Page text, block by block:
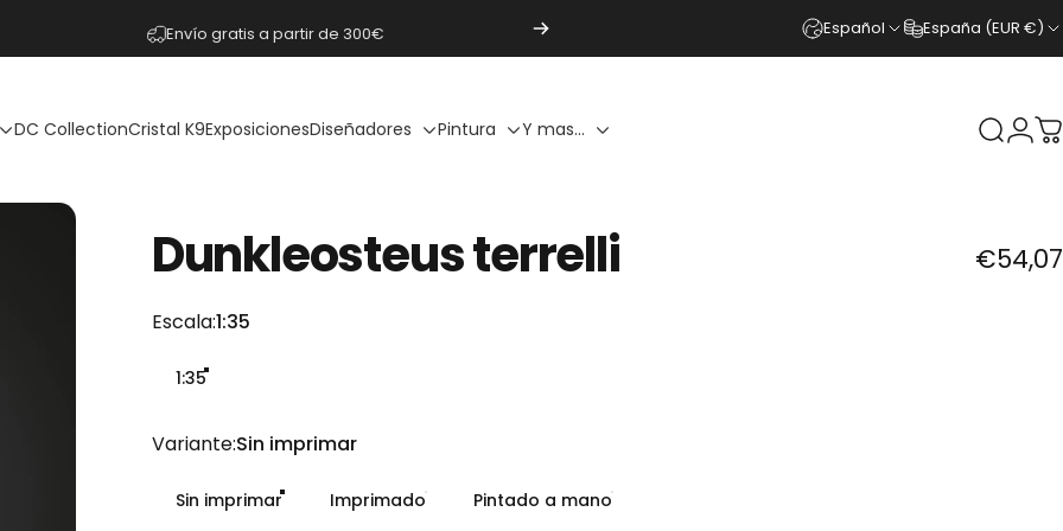
Envío gratis a partir de 300€ Español España (EUR €)
DC CollectionCristal K9ExposicionesDiseñadores Pintura Y mas... Buscar
Dunkleosteusterrelli €54,07
Escala
Escala:1:35
1:35
Variante
Variante:Sin imprimar
Sin imprimar Imprimado Pintado a mano